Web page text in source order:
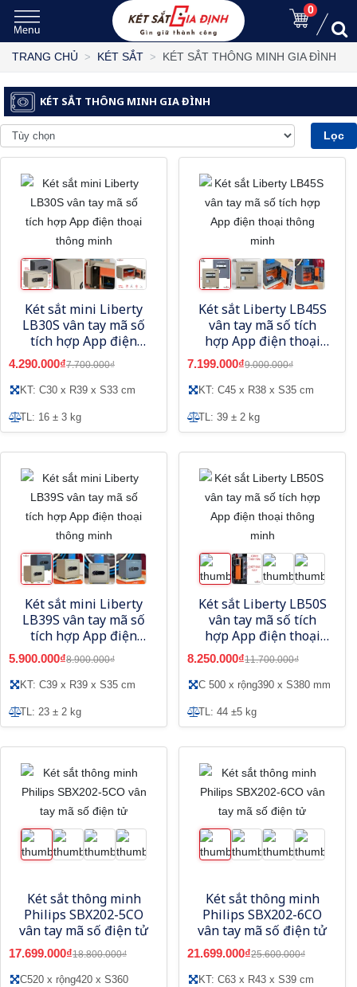
0
TRANG CHỦ KÉT SẮT KÉT SẮT THÔNG MINH GIA ĐÌNH
KÉT SẮT THÔNG MINH GIA ĐÌNH
Lọc
Két sắt mini Liberty
LB30S vân tay mã số
tích hợp App điện
thoại thông minh
4.290.000₫7.700.000₫
KT: C30 x R39 x S33 cm
TL: 16 ± 3 kg
Két sắt Liberty LB45S
vân tay mã số tích
hợp App điện thoại
thông minh
7.199.000₫9.000.000₫
KT: C45 x R38 x S35 cm
TL: 39 ± 2 kg
Két sắt mini Liberty
LB39S vân tay mã số
tích hợp App điện
thoại thông minh
5.900.000₫8.900.000₫
KT: C39 x R39 x S35 cm
TL: 23 ± 2 kg
Két sắt Liberty LB50S
vân tay mã số tích
hợp App điện thoại
thông minh
8.250.000₫11.700.000₫
C 500 x rộng390 x S380 mm
TL: 44 ±5 kg
Két sắt thông minh
Philips SBX202-5CO
vân tay mã số điện tử
17.699.000₫18.800.000₫
C520 x rộng420 x S360
Két sắt thông minh
Philips SBX202-6CO
vân tay mã số điện tử
21.699.000₫25.600.000₫
KT: C63 x R43 x S39 cm